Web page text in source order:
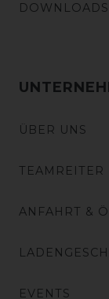
DOWNLOADS
ÜBER UNS
TEAMREITER
ANFAHRT &
EVENTS